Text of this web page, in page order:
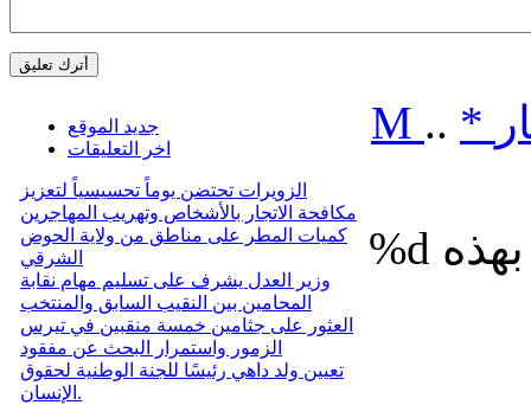
جديد الموقع
اخر التعليقات
الزويرات تحتضن يوماً تحسيسياً لتعزيز
مكافحة الاتجار بالأشخاص وتهريب المهاجرين
كميات المطر على مناطق من ولاية الحوض
الشرقي
وزير العدل يشرف على تسليم مهام نقابة
المحامين بين النقيب السابق والمنتخب
العثور على جثامين خمسة منقبين في تيرس
الزمور واستمرار البحث عن مفقود
تعيين ولد داهي رئيسًا للجنة الوطنية لحقوق
الإنسان.
M .. *
%d